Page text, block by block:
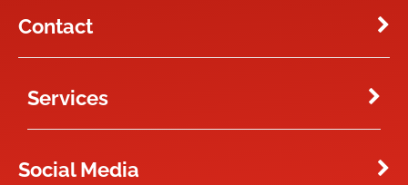
Contact
Services
Social Media